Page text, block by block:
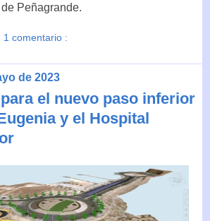
Peñagrande.
1 comentario :
de 2023
el nuevo paso inferior
y el Hospital